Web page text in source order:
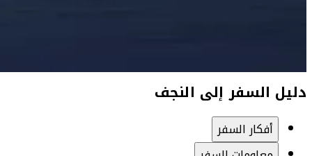
دليل السفر إلى النجف
أفكار السفر